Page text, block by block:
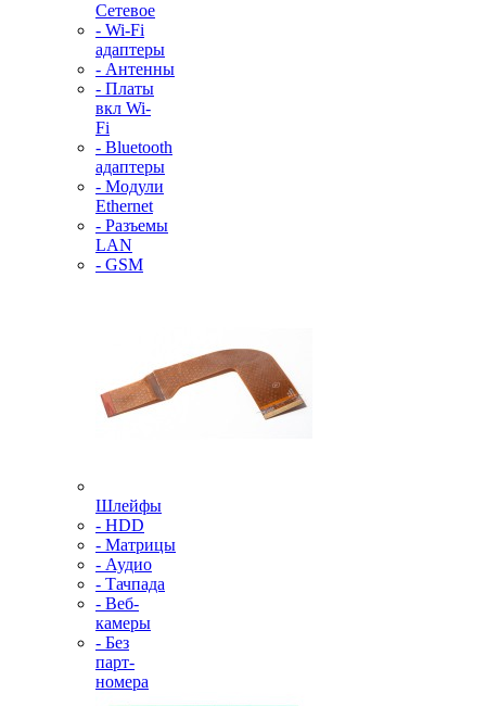
Сетевое
- Wi-Fi
адаптеры
- Антенны
- Платы
вкл Wi-
Fi
- Bluetooth
адаптеры
- Модули
Ethernet
- Разъемы
LAN
- GSM
Шлейфы
- HDD
- Матрицы
- Аудио
- Тачпада
- Веб-
камеры
- Без
парт-
номера